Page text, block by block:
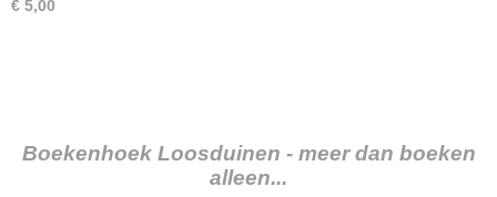
€ 5,00
Boekenhoek Loosduinen - meer dan boeken
alleen...